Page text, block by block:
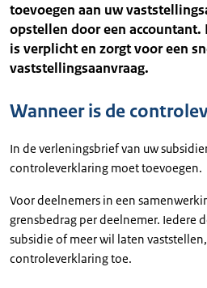
toevoegen aan uw
opstellen door een
is verplicht en zorgt voor een
vaststellingsaanvraag.
Wanneer is de
In de verleningsbrief van uw
controleverklaring moet toevoegen.
Voor deelnemers in een
grensbedrag per deelnemer. Iedere
subsidie of meer wil laten
controleverklaring toe.